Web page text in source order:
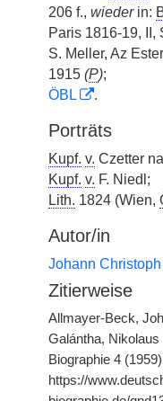
206 f., wiederin:
Paris 1816-19, II,
S. Meller, Az
1915 (P);
ÖBL
.
Porträts
Kupf. v. Czetter
Kupf. v. F. Niedl;
Lith. 1824 (Wien,
Autor/in
Johann
Zitierweise
Allmayer-Beck,
Galántha,
Biographie 4
https://